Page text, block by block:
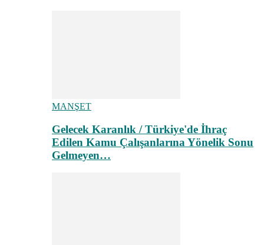
MANŞET
Gelecek Karanlık / Türkiye'de İhraç
Edilen Kamu Çalışanlarına Yönelik Sonu
Gelmeyen…